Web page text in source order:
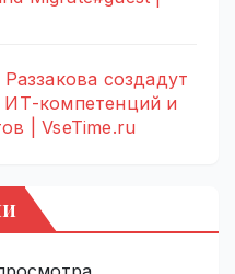
создадут
ИТ-компетенций и
| VseTime.ru